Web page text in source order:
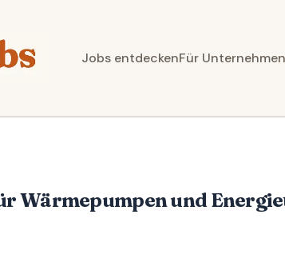
Jobs entdeckenFür Unternehmen
Wärmepumpen und